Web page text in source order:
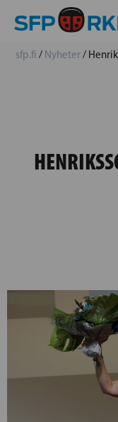
sfp.fi / Nyheter/